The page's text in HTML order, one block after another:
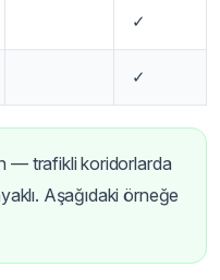
✓
✓
— trafikli koridorlarda
Aşağıdaki örneğe